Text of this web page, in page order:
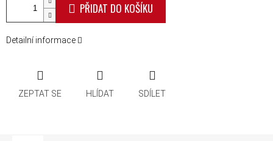
PŘIDAT DO KOŠÍKU
Detailní informace
ZEPTAT SE HLÍDAT SDÍLET